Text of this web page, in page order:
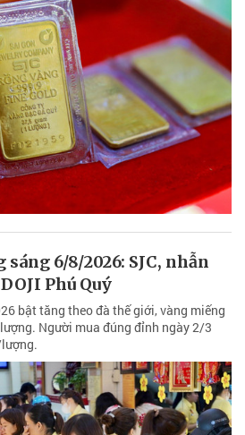
6/8/2026: SJC, nhẫn
Phú Quý
bật tăng theo đà thế giới, vàng miếng
Người mua đúng đỉnh ngày 2/3